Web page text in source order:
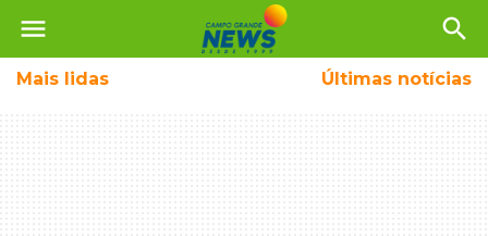
menu search
Mais lidas Últimas notícias